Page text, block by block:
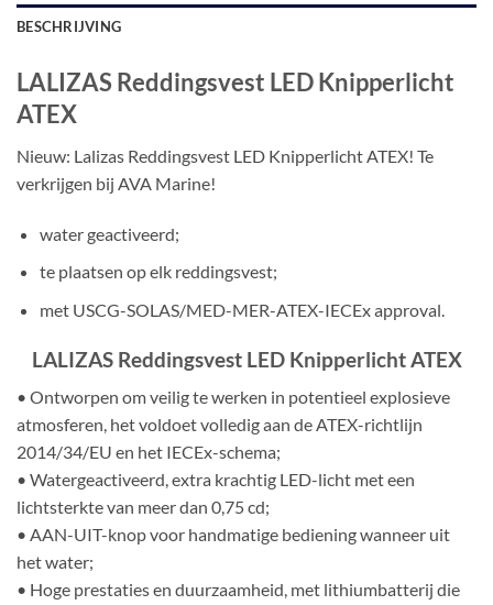
BESCHRIJVING
LALIZAS Reddingsvest LED Knipperlicht
ATEX
Nieuw: Lalizas Reddingsvest LED Knipperlicht ATEX! Te
verkrijgen bij AVA Marine!
water geactiveerd;
te plaatsen op elk reddingsvest;
met USCG-SOLAS/MED-MER-ATEX-IECEx approval.
LALIZAS Reddingsvest LED Knipperlicht ATEX
• Ontworpen om veilig te werken in potentieel explosieve
atmosferen, het voldoet volledig aan de ATEX-richtlijn
2014/34/EU en het IECEx-schema;
• Watergeactiveerd, extra krachtig LED-licht met een
lichtsterkte van meer dan 0,75 cd;
• AAN-UIT-knop voor handmatige bediening wanneer uit
het water;
• Hoge prestaties en duurzaamheid, met lithiumbatterij die